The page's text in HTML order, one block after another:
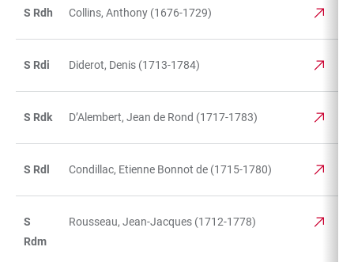
S Rdh Collins, Anthony (1676-1729)
S Rdi Diderot, Denis (1713-1784)
S Rdk D’Alembert, Jean de Rond (1717-1783)
S Rdl Condillac, Etienne Bonnot de (1715-1780)
S
Rdm
Rousseau, Jean-Jacques (1712-1778)